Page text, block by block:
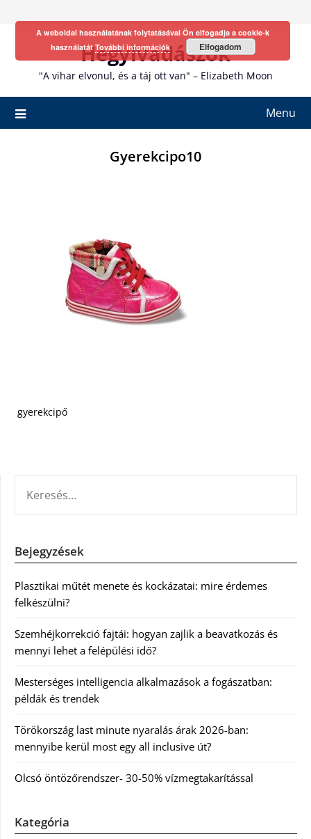
Hegyivadászok
"A vihar elvonul, és a táj ott van" – Elizabeth Moon
Menu
Gyerekcipo10
gyerekcipő
Bejegyzések
Plasztikai műtét menete és kockázatai: mire érdemes
felkészülni?
Szemhéjkorrekció fajtái: hogyan zajlik a beavatkozás és
mennyi lehet a felépülési idő?
Mesterséges intelligencia alkalmazások a fogászatban:
példák és trendek
Törökország last minute nyaralás árak 2026-ban:
mennyibe kerül most egy all inclusive út?
Olcsó öntözőrendszer- 30-50% vízmegtakarítással
Kategória
A weboldal használatának folytatásával Ön elfogadja a cookie-k
használatátTovábbi információk Elfogadom